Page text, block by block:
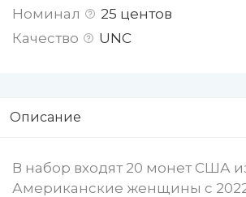
Номинал
25 центов
Качество
UNC
Описание
В набор входят 20 монет США
Американские женщины с 2022